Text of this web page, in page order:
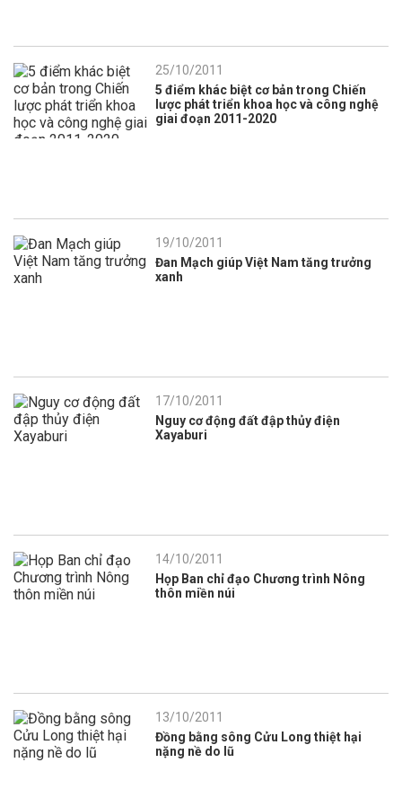
25/10/2011
5 điểm khác biệt cơ bản trong Chiến
lược phát triển khoa học và công nghệ
giai đoạn 2011-2020
19/10/2011
Đan Mạch giúp Việt Nam tăng trưởng
xanh
17/10/2011
Nguy cơ động đất đập thủy điện
Xayaburi
14/10/2011
Họp Ban chỉ đạo Chương trình Nông
thôn miền núi
13/10/2011
Đồng bằng sông Cửu Long thiệt hại
nặng nề do lũ